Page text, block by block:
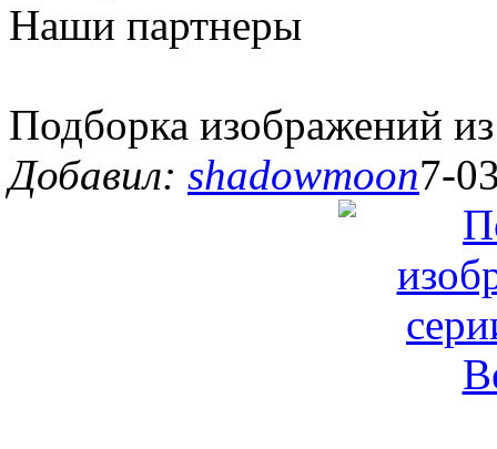
Наши партнеры
Подборка изображений
Добавил: shadowmoon7-